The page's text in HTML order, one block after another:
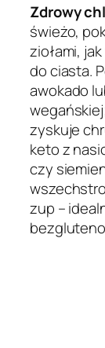
Zdrowy
świeżo,
ziołami,
do ciasta.
awokado
zyskuje
keto z
czy
zup –